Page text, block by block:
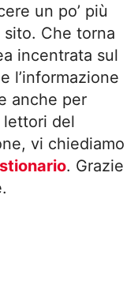
un po’ più
Che torna
incentrata sul
l’informazione
anche per
lettori del
vi chiediamo
. Grazie